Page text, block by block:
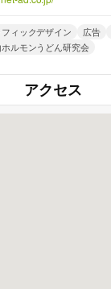
ィックデザイン 広告
ルモンうどん研究会
アクセス